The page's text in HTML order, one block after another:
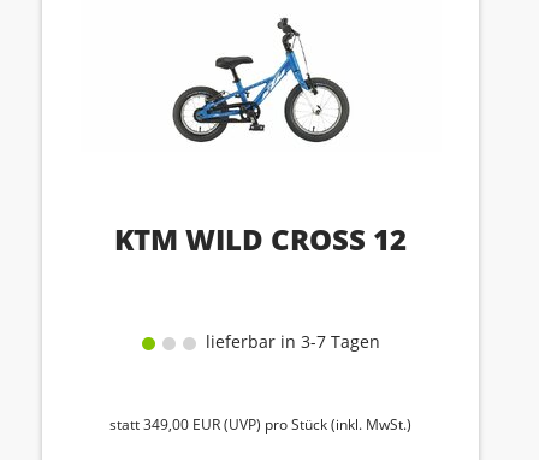
KTM WILD CROSS 12
lieferbar in 3-7 Tagen
statt349,00 EUR(UVP) pro Stück (inkl. MwSt.)